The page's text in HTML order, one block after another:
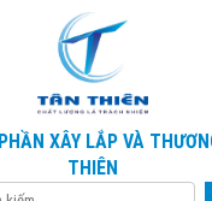
XÂY LẮP VÀ
THIÊN